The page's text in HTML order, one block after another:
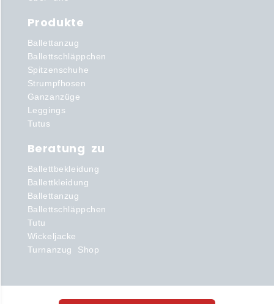
Produkte
Ballettanzug
Ballettschläppchen
Spitzenschuhe
Strumpfhosen
Ganzanzüge
Leggings
Tutus
Beratung zu
Ballettbekleidung
Ballettkleidung
Ballettanzug
Ballettschläppchen
Tutu
Wickeljacke
Turnanzug Shop